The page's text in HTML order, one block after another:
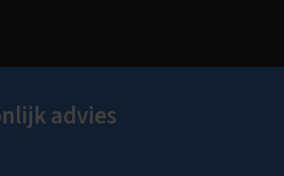
advies